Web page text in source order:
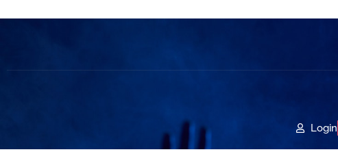
Login